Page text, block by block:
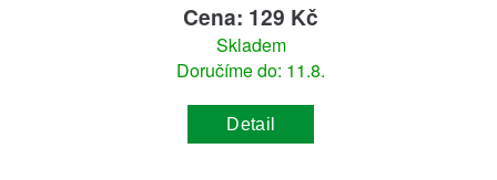
Cena: 129 Kč
Skladem
Doručíme do: 11.8.
Detail